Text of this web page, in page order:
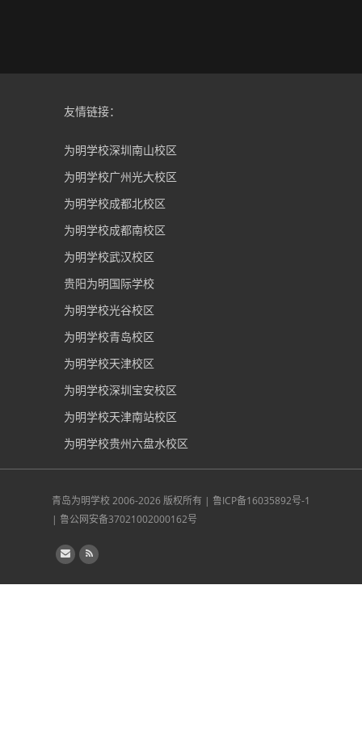
友情链接：
为明学校深圳南山校区
为明学校广州光大校区
为明学校成都北校区
为明学校成都南校区
为明学校武汉校区
贵阳为明国际学校
为明学校光谷校区
为明学校青岛校区
为明学校天津校区
为明学校深圳宝安校区
为明学校天津南站校区
为明学校贵州六盘水校区
青岛为明学校2006-2026 版权所有 | 鲁ICP备16035892号-1
| 鲁公网安备37021002000162号